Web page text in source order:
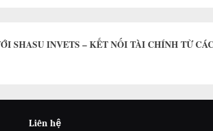
SHASU INVETS – KẾT NỐI TÀI CHÍNH TỪ
Liên hệ